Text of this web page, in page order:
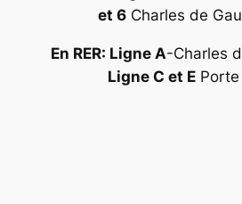
et 6Charles de
En RER: Ligne A-Charles
Ligne C et E